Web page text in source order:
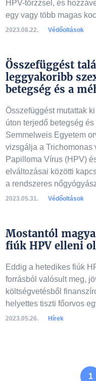
HPV-törzzsel, és
egy vagy több magas
2023.08.22. Védőoltások
Összefüggést
leggyakoribb
betegség és a
Összefüggést mutattak
úton terjedő betegség
Semmelweis Egyetem
vizsgálja a Trichomonas
Papilloma Vírus (HPV)
elváltozásai közötti
a rendszeres
2023.05.31. Védőoltások
Mostantól
fiúk HPV elleni
Eddig a hetedikes fiúk
forrásból valósult meg,
költségvetésből
helyettes tiszti főorvos
2023.05.26. Hírek
1